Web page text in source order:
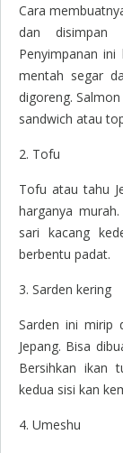
Cara
dan
Penyimpanan
mentah segar
digoreng.
sandwich atau
2. Tofu
Tofu atau tahu
harganya
sari kacang
berbentu padat.
3. Sarden kering
Sarden ini mirip
Jepang. Bisa
Bersihkan ikan
kedua sisi kan
4. Umeshu